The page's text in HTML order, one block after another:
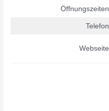
Öffnungszeiten
Telefon
Webseite